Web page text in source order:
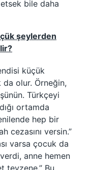
bile daha
şeylerden
küçük
olur. Örneğin,
Türkçeyi
ortamda
hep bir
cezasını versin.”
varsa çocuk da
anne hemen
teyzene.” Bu